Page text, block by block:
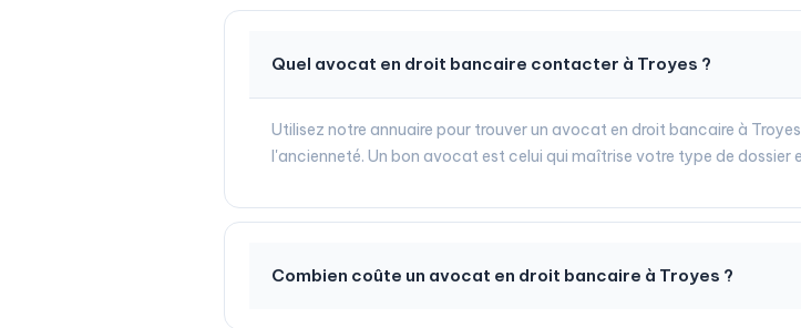
Quel avocat en droit bancaire contacter à Troyes ?
Utilisez notre annuaire pour trouver un avocat en droit bancaire à
l'ancienneté. Un bon avocat est celui qui maîtrise votre type de dossier
Combien coûte un avocat en droit bancaire à Troyes ?